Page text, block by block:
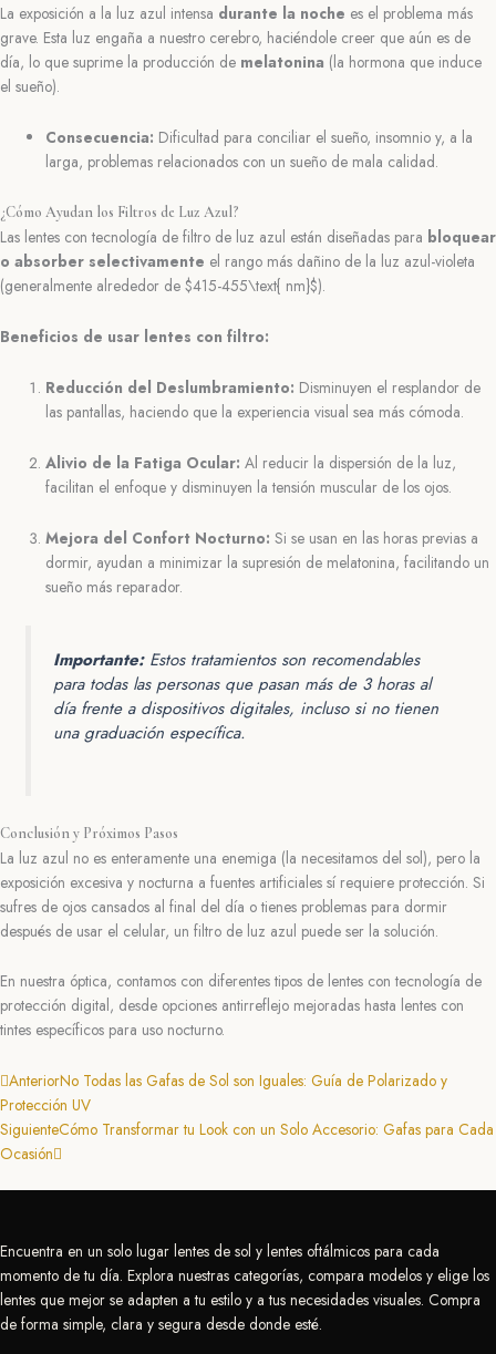
La exposición a la luz azul intensa durante la noche es el problema más
grave. Esta luz engaña a nuestro cerebro, haciéndole creer que aún es de
día, lo que suprime la producción de melatonina (la hormona que induce
el sueño).
Consecuencia: Dificultad para conciliar el sueño, insomnio y, a la
larga, problemas relacionados con un sueño de mala calidad.
¿Cómo Ayudan los Filtros de Luz Azul?
Las lentes con tecnología de filtro de luz azul están diseñadas para bloquear
o absorber selectivamente el rango más dañino de la luz azul-violeta
(generalmente alrededor de $415-455\text{ nm}$).
Beneficios de usar lentes con filtro:
Reducción del Deslumbramiento: Disminuyen el resplandor de
las pantallas, haciendo que la experiencia visual sea más cómoda.
Alivio de la Fatiga Ocular: Al reducir la dispersión de la luz,
facilitan el enfoque y disminuyen la tensión muscular de los ojos.
Mejora del Confort Nocturno: Si se usan en las horas previas a
dormir, ayudan a minimizar la supresión de melatonina, facilitando un
sueño más reparador.
Importante:Estos tratamientos son recomendables
para todaslas personas que pasan más de 3 horas al
día frente a dispositivos digitales, incluso si no tienen
una graduación específica.
Conclusión y Próximos Pasos
La luz azul no es enteramente una enemiga (la necesitamos del sol), pero la
exposición excesiva y nocturna a fuentes artificiales sí requiere protección. Si
sufres de ojos cansados al final del día o tienes problemas para dormir
después de usar el celular, un filtro de luz azul puede ser la solución.
En nuestra óptica, contamos con diferentes tipos de lentes con tecnología de
protección digital, desde opciones antirreflejo mejoradas hasta lentes con
tintes específicos para uso nocturno.
Prev
AnteriorNo Todas las Gafas de Sol son Iguales: Guía de Polarizado y
Protección UV
SiguienteCómo Transformar tu Look con un Solo Accesorio: Gafas para Cada
Ocasión
Next
Encuentra en un solo lugar lentes de sol y lentes oftálmicos para cada
momento de tu día. Explora nuestras categorías, compara modelos y elige los
lentes que mejor se adapten a tu estilo y a tus necesidades visuales. Compra
de forma simple, clara y segura desde donde esté.